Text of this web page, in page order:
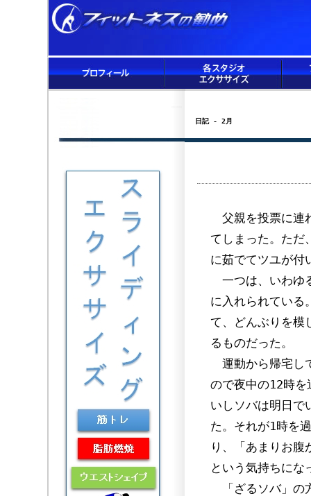
日記 - 2月
父親を投票に連
てしまった。ただ
に茹でてツユが付
一つは、いわゆ
に入れられている
て、どんぶりを模
るものだった。
運動から帰宅し
ので夜中の12時を
いしソバは明日で
た。それが1時を
り、「あまりお腹
という気持ちにな
「ざるソバ」の